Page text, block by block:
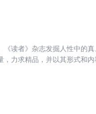
读者》杂志发掘人性中的真
力求精品，并以其形式和内